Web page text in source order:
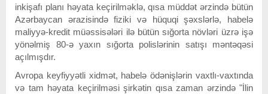
inkişafı planı həyata keçirilməklə, qısa müddət ərzində bütün
Azərbaycan ərazisində fiziki və hüquqi şəxslərlə, habelə
maliyyə-kredit müəssisələri ilə bütün sığorta növləri üzrə işə
yönəlmiş 80-ə yaxın sığorta polislərinin satışı məntəqəsi
açılmışdır.
Avropa keyfiyyətli xidmət, habelə ödənişlərin vaxtlı-vaxtında
və tam həyata keçirilməsi şirkətin qısa zaman ərzində "İlin